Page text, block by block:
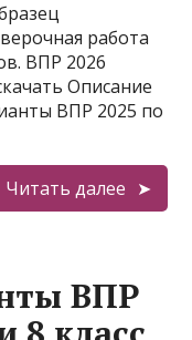
работа
ВПР 2026
Описание
ВПР 2025 по
Читать далее
ВПР